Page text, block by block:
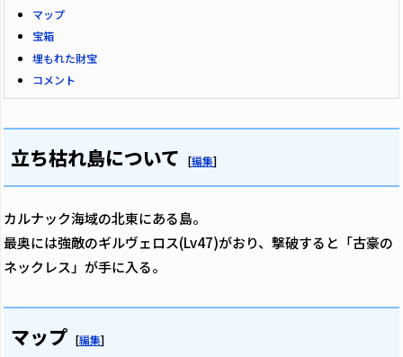
マップ
宝箱
埋もれた財宝
コメント
立ち枯れ島について [編集]
カルナック海域の北東にある島。
最奥には強敵のギルヴェロス(Lv47)がおり、撃破すると「古豪の
ネックレス」が手に入る。
マップ [編集]